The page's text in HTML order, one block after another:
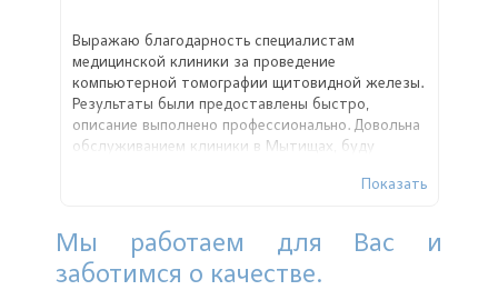
Выражаю благодарность специалистам
медицинской клиники за проведение
компьютерной томографии щитовидной железы.
Результаты были предоставлены быстро,
описание выполнено профессионально. Довольна
обслуживанием клиники в Мытищах, буду
Показать
Мы работаем для Вас и
заботимся о качестве.